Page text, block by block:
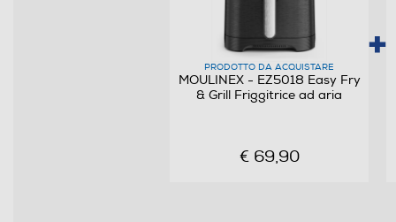
PRODOTTO DA ACQUISTARE
MOULINEX - EZ5018 Easy Fry
& Grill Friggitrice ad aria
€ 69,90